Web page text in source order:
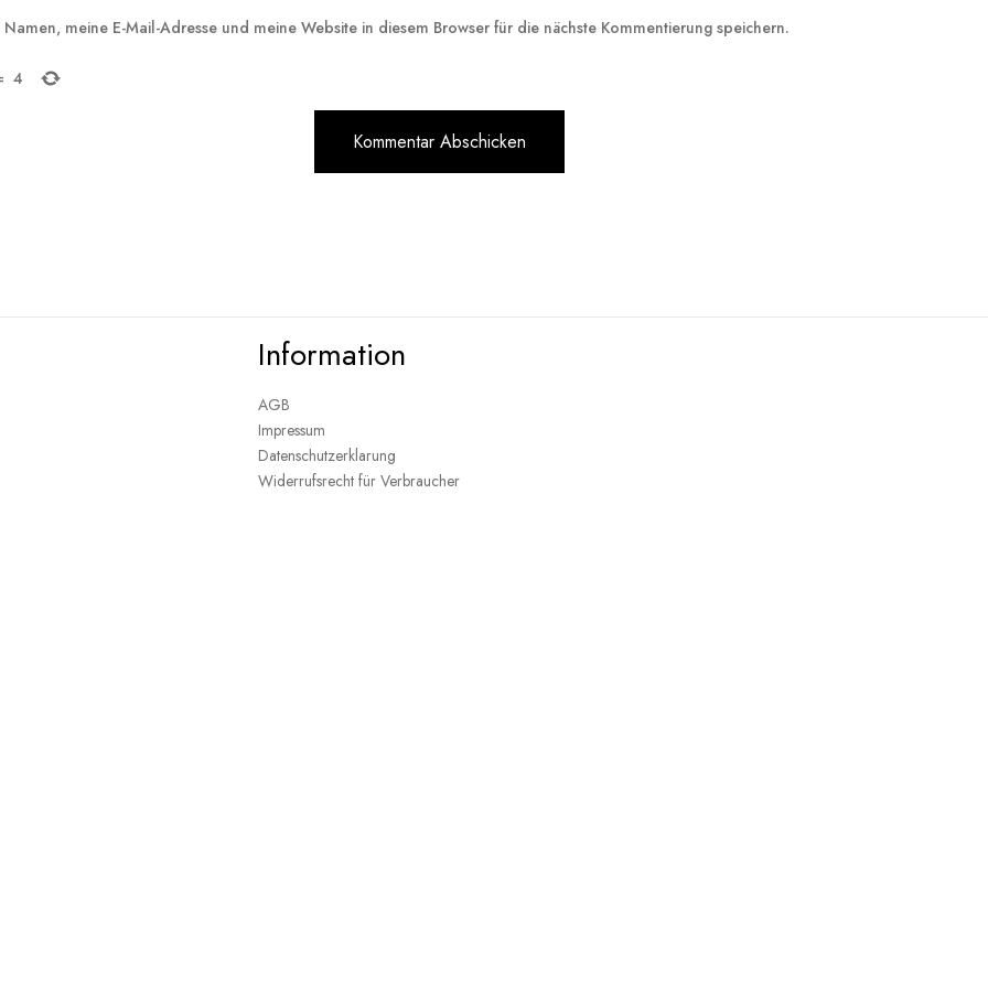
meine E-Mail-Adresse und meine Website in diesem Browser für die nächste Kommentierung speichern.
4
Information
AGB
Impressum
Datenschutzerklarung
Widerrufsrecht für Verbraucher